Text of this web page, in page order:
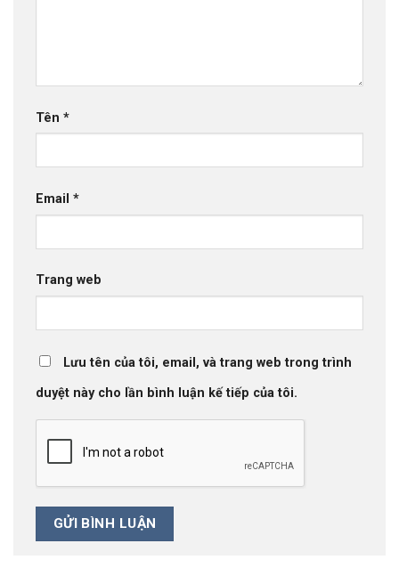
Tên *
Email *
Trang web
Lưu tên của tôi, email, và trang web trong trình
duyệt này cho lần bình luận kế tiếp của tôi.